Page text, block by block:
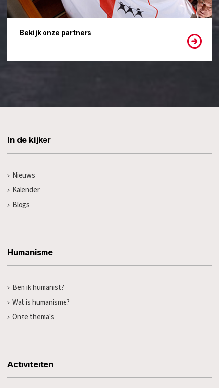
Bekijk onze partners
In de kijker
Nieuws
Kalender
Blogs
Humanisme
Ben ik humanist?
Wat is humanisme?
Onze thema's
Activiteiten